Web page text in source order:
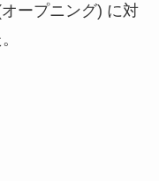
ープニング) に対